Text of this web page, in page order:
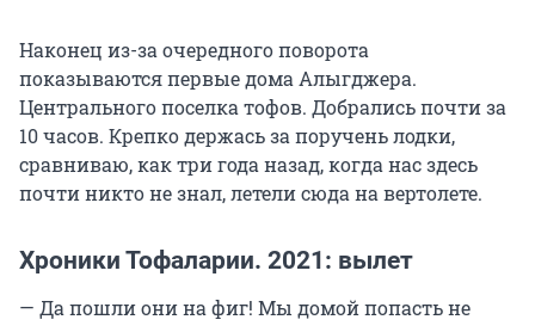
Наконец из-за очередного поворота
показываются первые дома Алыгджера.
Центрального поселка тофов. Добрались почти за
10 часов. Крепко держась за поручень лодки,
сравниваю, как три года назад, когда нас здесь
почти никто не знал, летели сюда на вертолете.
Хроники Тофаларии. 2021: вылет
— Да пошли они на фиг! Мы домой попасть не